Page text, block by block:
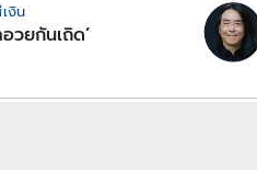
งิน
อวยกันเถิด’